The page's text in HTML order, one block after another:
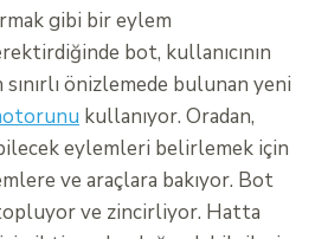
gibi bir eylem
bot, kullanıcının
önizlemede bulunan yeni
kullanıyor. Oradan,
eylemleri belirlemek için
ve araçlara bakıyor. Bot
ve zincirliyor. Hatta